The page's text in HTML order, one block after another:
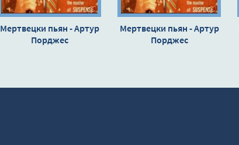
Мертвецки пьян - Артур
Порджес
Мертвецки пьян - Артур
Порджес